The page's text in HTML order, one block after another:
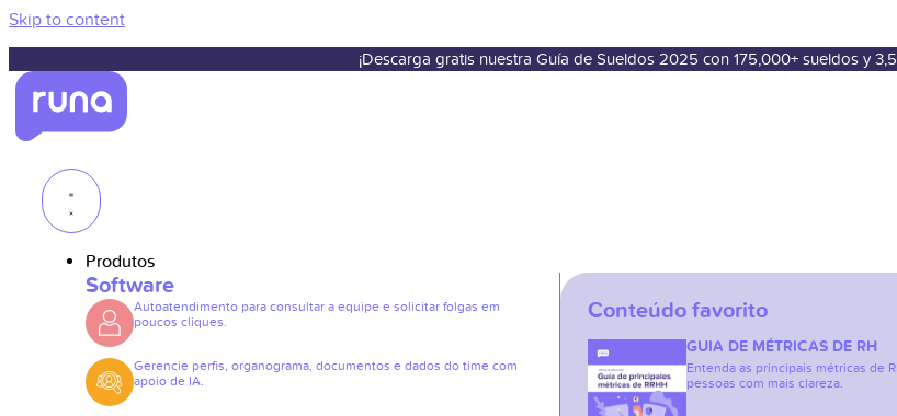
Skip to content
¡Descarga gratis nuestra Guía de Sueldos 2025 con 175,000+ sueldos y
Produtos
Software
Autoatendimento para consultar a equipe e solicitar folgas em
poucos cliques.
Gerencie perfis, organograma, documentos e dados do time com
apoio de IA.
Conteúdo favorito
GUIA DE MÉTRICAS DE RH
Entenda as principais métricas de
pessoas com mais clareza.